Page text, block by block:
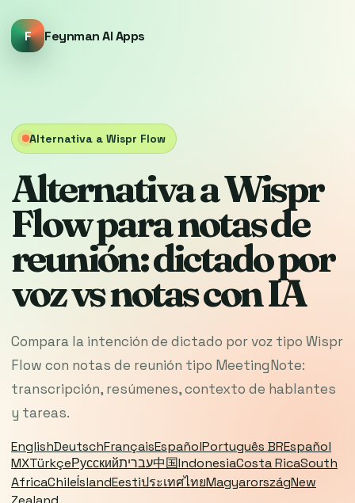
F Feynman AI Apps
Alternativa a Wispr Flow
Alternativa a Wispr
Flow para notas de
reunión: dictado por
voz vs notas con IA
Compara la intención de dictado por voz tipo Wispr
Flow con notas de reunión tipo MeetingNote:
transcripción, resúmenes, contexto de hablantes
y tareas.
EnglishDeutschFrançaisEspañolPortuguês BREspañol
MXTürkçeРусскийעברית中国IndonesiaCosta RicaSouth
AfricaChileÍslandEestiประเทศไทยMagyarországNew